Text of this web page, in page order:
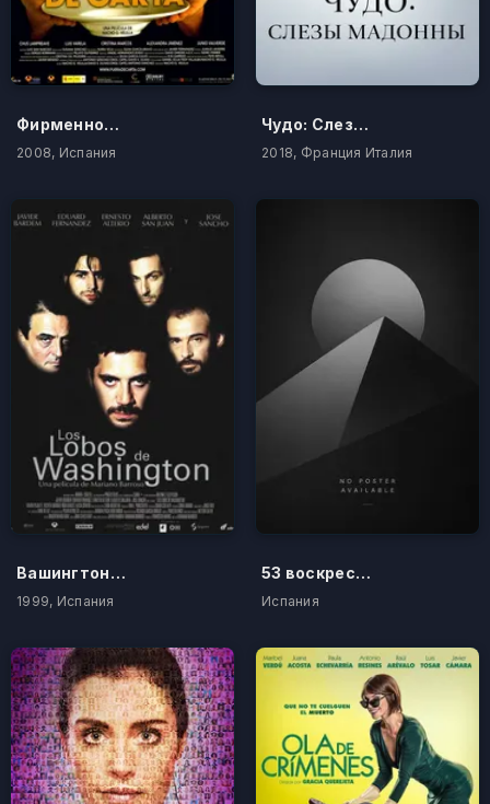
Фирменное блюдо
2008, Испания
Чудо: Слезы Мадонны
2018, Франция Италия
Вашингтонские волки
1999, Испания
53 воскресенья
Испания